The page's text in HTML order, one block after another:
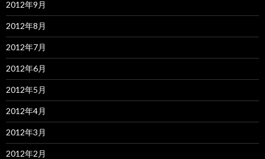
2012年9月
2012年8月
2012年7月
2012年6月
2012年5月
2012年4月
2012年3月
2012年2月